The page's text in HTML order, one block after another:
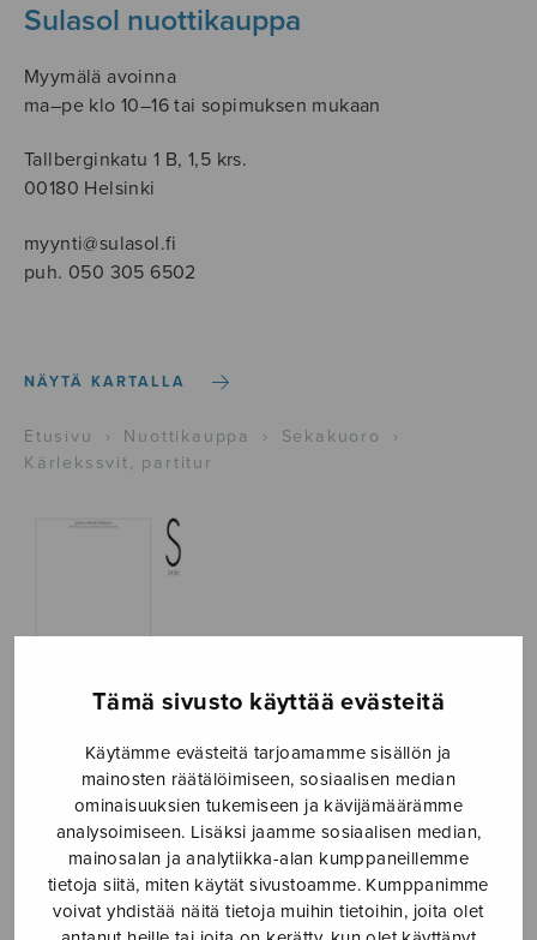
Tämä sivusto käyttää evästeitä
Käytämme evästeitä tarjoamamme sisällön ja
mainosten räätälöimiseen, sosiaalisen median
ominaisuuksien tukemiseen ja kävijämäärämme
analysoimiseen. Lisäksi jaamme sosiaalisen median,
mainosalan ja analytiikka-alan kumppaneillemme
tietoja siitä, miten käytät sivustoamme. Kumppanimme
voivat yhdistää näitä tietoja muihin tietoihin, joita olet
Sulasol nuottikauppa
Myymälä avoinna
ma–pe klo 10–16 tai sopimuksen mukaan
Tallberginkatu 1 B, 1,5 krs.
00180 Helsinki
myynti@sulasol.fi
puh. 050 305 6502
NÄYTÄ KARTALLA
Etusivu › Nuottikauppa › Sekakuoro
›
Kärlekssvit, partitur
Kärlekssvit,
partitur
Almark-Mannila Johanna